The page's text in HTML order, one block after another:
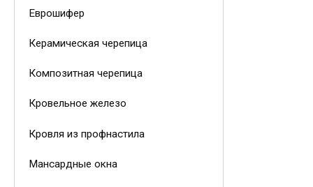
Еврошифер
Керамическая черепица
Композитная черепица
Кровельное железо
Кровля из профнастила
Мансардные окна